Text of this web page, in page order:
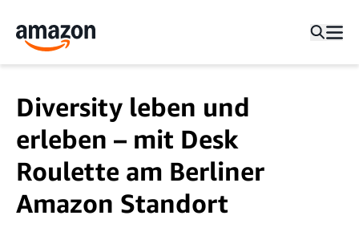
Diversity leben und
erleben – mit Desk
Roulette am Berliner
Amazon Standort